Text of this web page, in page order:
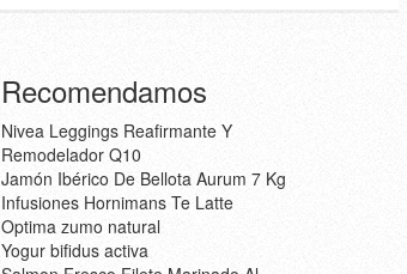
Recomendamos
Nivea Leggings Reafirmante Y
Remodelador Q10
Jamón Ibérico De Bellota Aurum 7 Kg
Infusiones Hornimans Te Latte
Optima zumo natural
Yogur bifidus activa